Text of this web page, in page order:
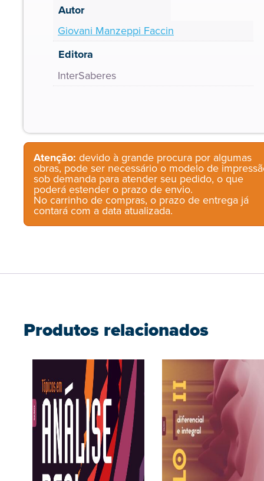
Autor
Giovani Manzeppi Faccin
Editora
InterSaberes
Atenção: devido à grande procura por algumas
obras, pode ser necessário o modelo de
sob demanda para atender seu pedido, o que
poderá estender o prazo de envio.
No carrinho de compras, o prazo de entrega já
contará com a data atualizada.
Produtos relacionados